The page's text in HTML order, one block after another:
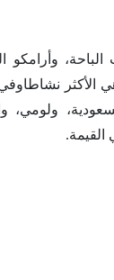
وأرامكو
هي الأكثر
ولومي،